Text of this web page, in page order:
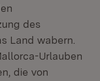
des
Land wabern.
Urlauben
die von